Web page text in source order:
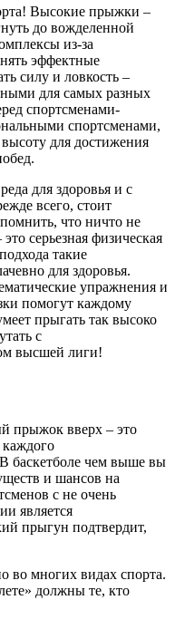
Высокие прыжки –
до вожделенной
из-за
эффектные
силу и ловкость –
для самых разных
спортсменами-
спортсменами,
для достижения
для здоровья и с
всего, стоит
что ничто не
серьезная физическая
такие
для здоровья.
упражнения и
помогут каждому
прыгать так высоко
с
высшей лиги!
прыжок вверх – это
баскетболе чем выше вы
и шансов на
с не очень
является
прыгун подтвердит,
во многих видах спорта.
должны те, кто